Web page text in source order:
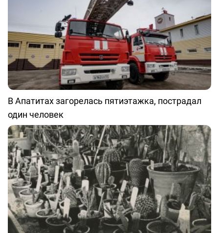
В Апатитах загорелась пятиэтажка, пострадал
один человек